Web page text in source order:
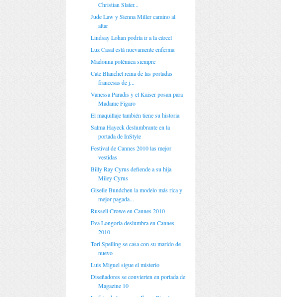
Christian Slater...
Jude Law y Sienna Miller camino al
altar
Lindsay Lohan podría ir a la cárcel
Luz Casal está nuevamente enferma
Madonna polémica siempre
Cate Blanchet reina de las portadas
francesas de j...
Vanessa Paradis y el Kaiser posan para
Madame Figaro
El maquillaje también tiene su historia
Salma Hayeck deslumbrante en la
portada de InStyle
Festival de Cannes 2010 las mejor
vestidas
Billy Ray Cyrus defiende a su hija
Miley Cyrus
Giselle Bundchen la modelo más rica y
mejor pagada...
Russell Crowe en Cannes 2010
Eva Longoria deslumbra en Cannes
2010
Tori Spelling se casa con su marido de
nuevo
Luis Miguel sigue el misterio
Diseñadores se convierten en portada de
Magazine 10